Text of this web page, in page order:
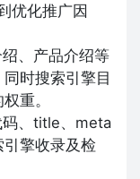
优化推广因
、产品介绍等
时搜索引擎目
重。
码、title、meta
擎收录及检